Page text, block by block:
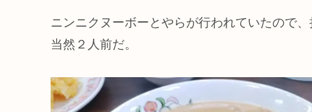
ニンニクヌーボーとやらが行われていたので
当然２人前だ。